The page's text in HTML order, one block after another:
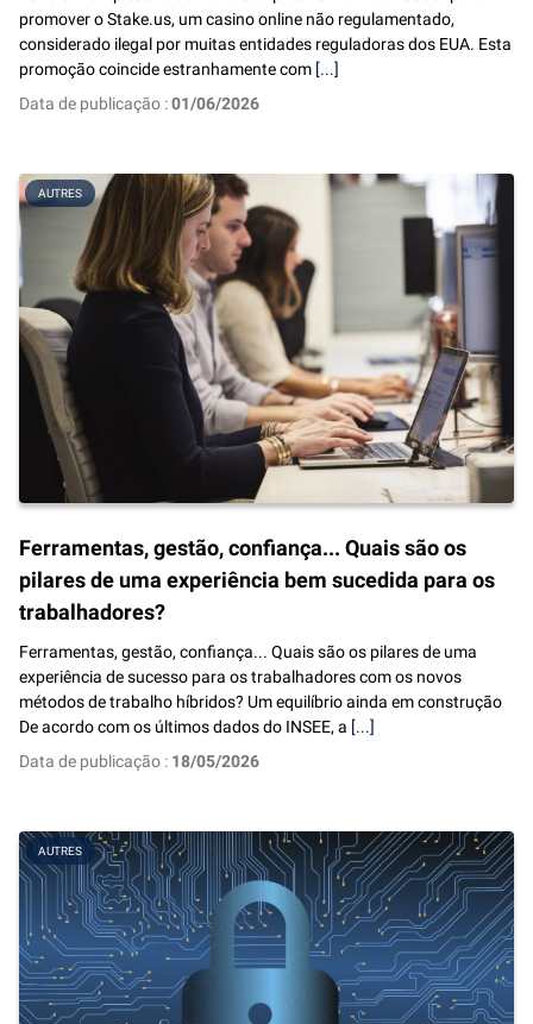
promover o Stake.us, um casino online não regulamentado,
considerado ilegal por muitas entidades reguladoras dos EUA. Esta
promoção coincide estranhamente com [...]
Data de publicação :01/06/2026
AUTRES
Ferramentas, gestão, confiança... Quais são os
pilares de uma experiência bem sucedida para os
trabalhadores?
Ferramentas, gestão, confiança... Quais são os pilares de uma
experiência de sucesso para os trabalhadores com os novos
métodos de trabalho híbridos? Um equilíbrio ainda em construção
De acordo com os últimos dados do INSEE, a [...]
Data de publicação : 18/05/2026
AUTRES